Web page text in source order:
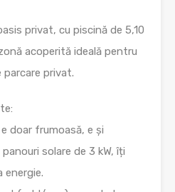
privat, cu piscină de 5,10
acoperită ideală pentru
parcare privat.
doar frumoasă, e și
solare de 3 kW, îți
energie.